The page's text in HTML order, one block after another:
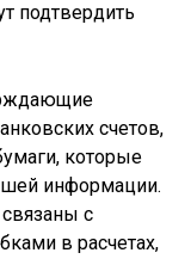
подтвердить
счетов,
которые
информации.
с
в расчетах,